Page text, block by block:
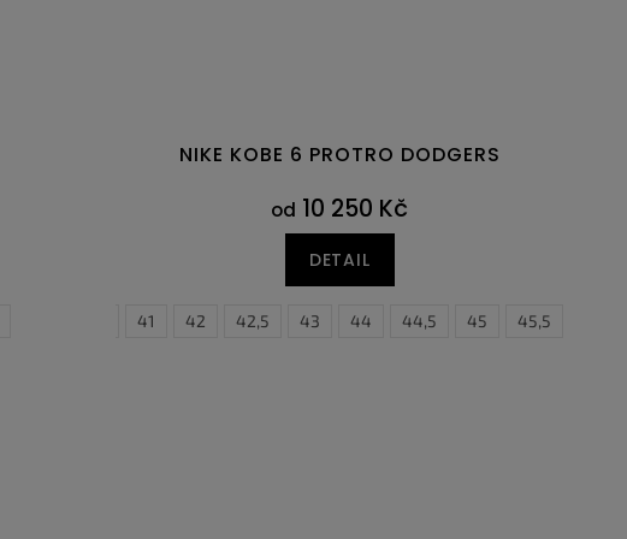
NIKE KOBE 6 PROTRO DODGERS
od 10 250 Kč
DETAIL
41 42 42,5 43 44 44,5 45 45,5